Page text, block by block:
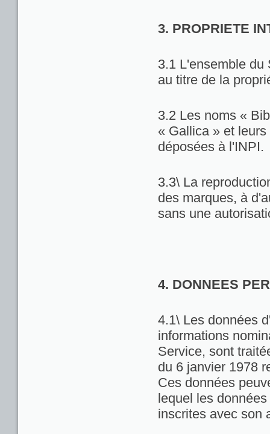
3. PROPRIETE
3.1 L'ensemble du
au titre de la
3.2 Les noms «
« Gallica » et
déposées à l'INPI.
3.3\ La
des marques, à
sans une
4. DONNEES
4.1\ Les données
informations
Service, sont
du 6 janvier 1978
Ces données
lequel les
inscrites avec son